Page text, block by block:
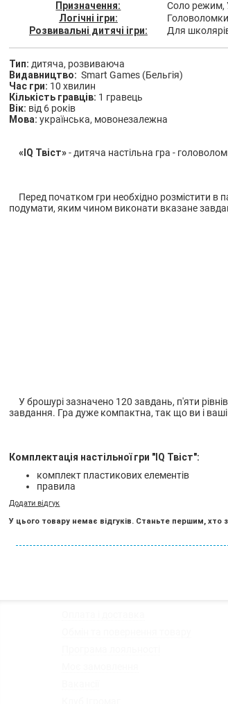
Призначення:
Соло
Логічні ігри:
Головоломки
Розвивальні дитячі ігри:
Для
Тип: дитяча, розвиваюча
Видавництво: Smart Games (Бельгія)
Час гри: 10 хвилин
Кількість гравців: 1 гравець
Вік: від 6 років
Мова: українська, мовонезалежна
«IQ Твіст»- дитяча настільна гра -
Перед початком гри необхідно розмістити в
подумати, яким чином виконати вказане
У брошурі зазначено 120 завдань, п'яти
завдання. Гра дуже компактна, так що ви і
Комплектація настільної гри "IQ Твіст":
комплект пластикових елементів
правила
Додати відгук
У цього товару немає відгуків. Станьте першим, хто